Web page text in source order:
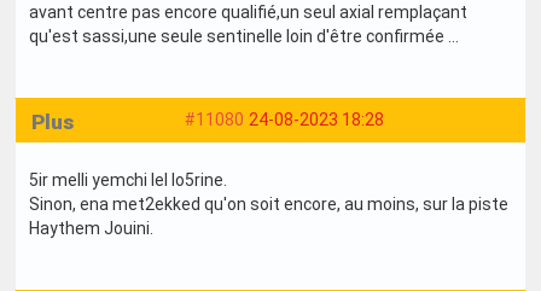
avant centre pas encore qualifié,un seul axial remplaçant
qu'est sassi,une seule sentinelle loin d'être confirmée ...
#11080 24-08-2023 18:28
Plus
5ir melli yemchi lel lo5rine.
Sinon, ena met2ekked qu'on soit encore, au moins, sur la piste
Haythem Jouini.